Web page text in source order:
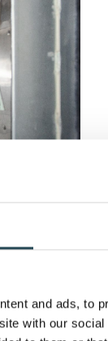
and ads, to
with our